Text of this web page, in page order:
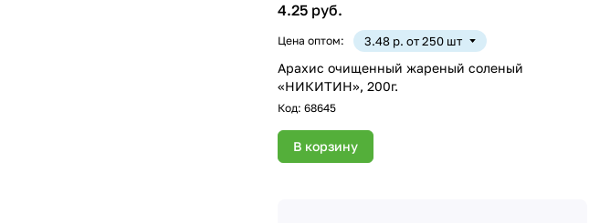
4.25 руб.
Цена оптом: 3.48 р. от 250 шт
Арахис очищенный жареный соленый
«НИКИТИН», 200г.
Код: 68645
В корзину